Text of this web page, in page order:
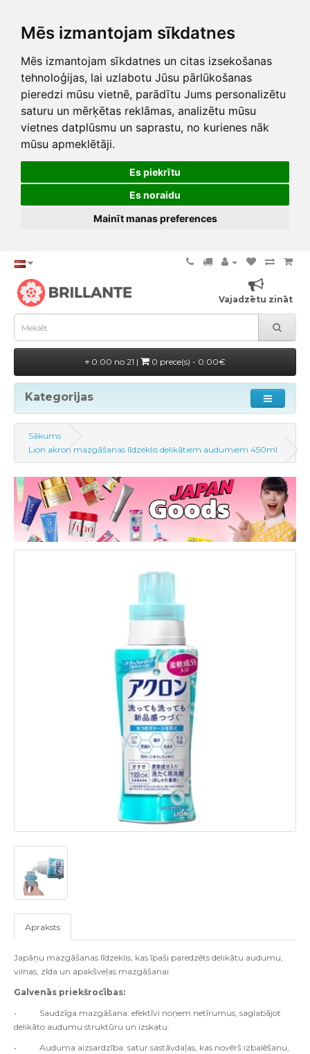
Mēs izmantojam sīkdatnes
Mēs izmantojam sīkdatnes un citas izsekošanas
tehnoloģijas, lai uzlabotu Jūsu pārlūkošanas
pieredzi mūsu vietnē, parādītu Jums personalizētu
saturu un mērķētas reklāmas, analizētu mūsu
vietnes datplūsmu un saprastu, no kurienes nāk
mūsu apmeklētāji.
Es piekrītu
Es noraidu
Mainīt manas preferences
Vajadzētu zināt
0.00 no 21 | 0 prece(s) - 0.00€
Kategorijas
Sākums
Lion akron mazgāšanas līdzeklis delikātiem audumiem 450ml
Apraksts
Japāņu mazgāšanas līdzeklis, kas īpaši paredzēts delikātu audumu,
vilnas, zīda un apakšveļas mazgāšanai.
Galvenās priekšrocības:
• Saudzīga mazgāšana: efektīvi noņem netīrumus, saglabājot
delikāto audumu struktūru un izskatu.
• Auduma aizsardzība: satur sastāvdaļas, kas novērš izbalēšanu,